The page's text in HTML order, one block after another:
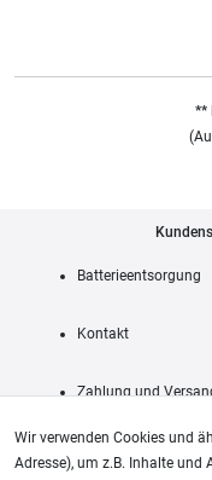
**
Batterieentsorgung
Kontakt
Zahlung und
Wir verwenden Cookies und
Adresse), um z.B. Inhalte und